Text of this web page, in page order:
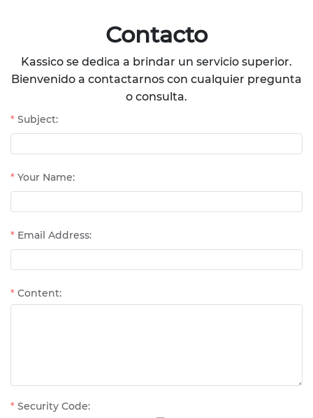
impermeable
para senderismo y
montañismo.
Contacto
Kassico se dedica a brindar un servicio superior.
Bienvenido a contactarnos con cualquier pregunta
o consulta.
Subject:
Your Name:
Email Address:
Content:
Security Code: